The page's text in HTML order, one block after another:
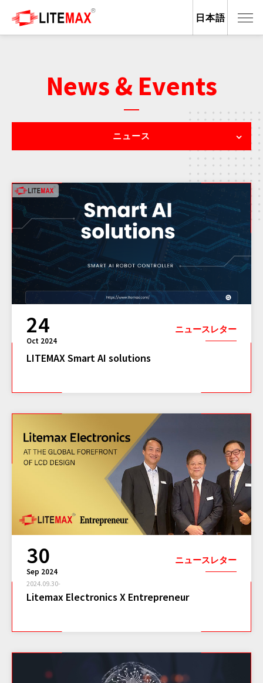
News & Events
ニュース
24
Oct 2024
ニュースレター
LITEMAX Smart AI solutions
30
Sep 2024
ニュースレター
2024.09.30-
Litemax Electronics X Entrepreneur
日本語